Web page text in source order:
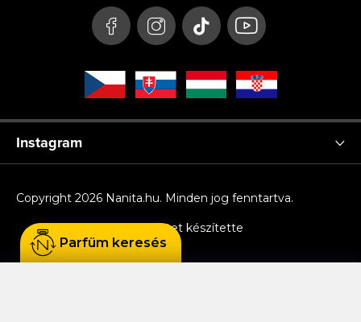
Instagram
Shoptet készítette
Copyright 2026 Nanita.hu. Minden jog fenntartva.
Parfüm keresés